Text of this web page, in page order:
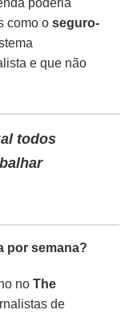
como oseguro-
e que não
todos
por semana?
noThe
de